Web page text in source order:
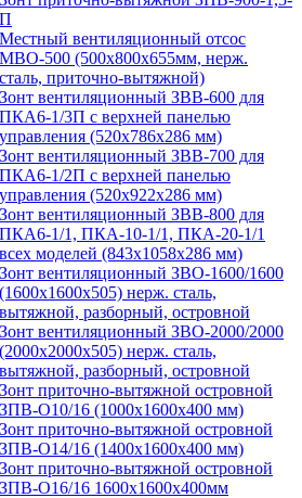
П
Местный вентиляционный отсос
МВО-500 (500х800х655мм, нерж.
сталь, приточно-вытяжной)
Зонт вентиляционный ЗВВ-600 для
ПКА6-1/3П с верхней панелью
управления (520х786х286 мм)
Зонт вентиляционный ЗВВ-700 для
ПКА6-1/2П с верхней панелью
управления (520х922х286 мм)
Зонт вентиляционный ЗВВ-800 для
ПКА6-1/1, ПКА-10-1/1, ПКА-20-1/1
всех моделей (843х1058х286 мм)
Зонт вентиляционный ЗВО-1600/1600
(1600х1600х505) нерж. сталь,
вытяжной, разборный, островной
Зонт вентиляционный ЗВО-2000/2000
(2000х2000х505) нерж. сталь,
вытяжной, разборный, островной
Зонт приточно-вытяжной островной
ЗПВ-О10/16 (1000х1600х400 мм)
Зонт приточно-вытяжной островной
ЗПВ-О14/16 (1400х1600х400 мм)
Зонт приточно-вытяжной островной
ЗПВ-О16/16 1600х1600х400мм